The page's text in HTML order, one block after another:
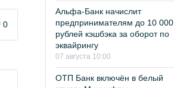
0
Альфа-Банк начислит
предпринимателям до 10 000
рублей кэшбэка за оборот по
эквайрингу
07 августа 10:00
ОТП Банк включён в белый